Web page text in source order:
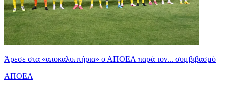
Άρεσε στα «αποκαλυπτήρια» ο ΑΠΟΕΛ παρά τον... συμβιβασμό
ΑΠΟΕΛ